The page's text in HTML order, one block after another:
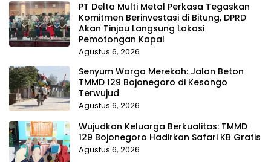
PT Delta Multi Metal Perkasa Tegaskan
Komitmen Berinvestasi di Bitung, DPRD
Akan Tinjau Langsung Lokasi
Pemotongan Kapal
Agustus 6, 2026
Senyum Warga Merekah: Jalan Beton
TMMD 129 Bojonegoro di Kesongo
Terwujud
Agustus 6, 2026
Wujudkan Keluarga Berkualitas: TMMD
129 Bojonegoro Hadirkan Safari KB Gratis
Agustus 6, 2026